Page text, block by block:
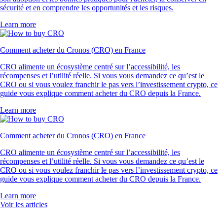
sécurité et en comprendre les opportunités et les risques.
Learn more
Comment acheter du Cronos (CRO) en France
CRO alimente un écosystème centré sur l’accessibilité, les
récompenses et l’utilité réelle. Si vous vous demandez ce qu’est le
CRO ou si vous voulez franchir le pas vers l’investissement crypto, ce
guide vous explique comment acheter du CRO depuis la France.
Learn more
Comment acheter du Cronos (CRO) en France
CRO alimente un écosystème centré sur l’accessibilité, les
récompenses et l’utilité réelle. Si vous vous demandez ce qu’est le
CRO ou si vous voulez franchir le pas vers l’investissement crypto, ce
guide vous explique comment acheter du CRO depuis la France.
Learn more
Voir les articles